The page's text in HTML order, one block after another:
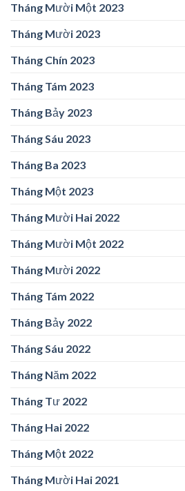
Tháng Mười Một 2023
Tháng Mười 2023
Tháng Chín 2023
Tháng Tám 2023
Tháng Bảy 2023
Tháng Sáu 2023
Tháng Ba 2023
Tháng Một 2023
Tháng Mười Hai 2022
Tháng Mười Một 2022
Tháng Mười 2022
Tháng Tám 2022
Tháng Bảy 2022
Tháng Sáu 2022
Tháng Năm 2022
Tháng Tư 2022
Tháng Hai 2022
Tháng Một 2022
Tháng Mười Hai 2021